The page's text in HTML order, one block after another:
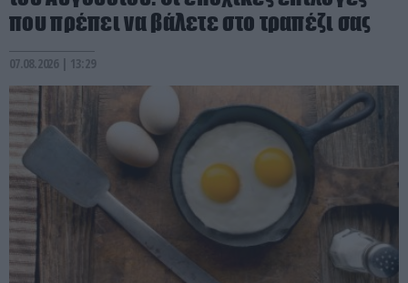
που πρέπει να βάλετε στο τραπέζι σας
07.08.2026 | 13:29